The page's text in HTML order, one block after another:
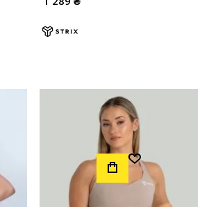
Додати до Списку Бажань